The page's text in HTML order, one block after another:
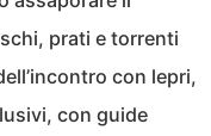
prati e torrenti
con lepri,
con guide